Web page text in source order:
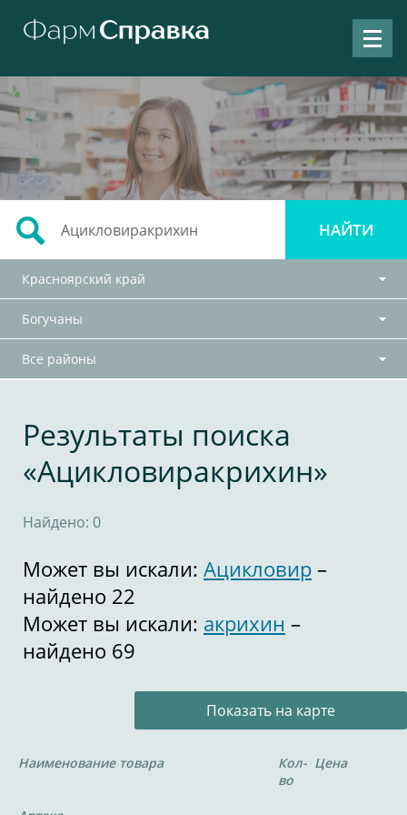
Красноярский край
Богучаны
Все районы
Результаты поиска
«Ацикловиракрихин»
Найдено: 0
Может вы искали: Ацикловир –
найдено 22
Может вы искали: акрихин –
найдено 69
Показать на карте
Наименование товара
Кол-
во
Цена